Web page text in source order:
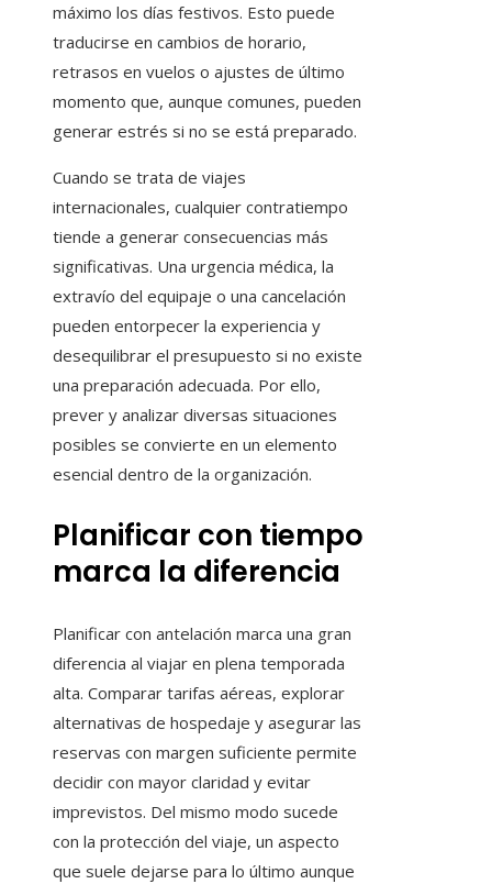
máximo los días festivos. Esto puede
traducirse en cambios de horario,
retrasos en vuelos o ajustes de último
momento que, aunque comunes, pueden
generar estrés si no se está preparado.
Cuando se trata de viajes
internacionales, cualquier contratiempo
tiende a generar consecuencias más
significativas. Una urgencia médica, la
extravío del equipaje o una cancelación
pueden entorpecer la experiencia y
desequilibrar el presupuesto si no existe
una preparación adecuada. Por ello,
prever y analizar diversas situaciones
posibles se convierte en un elemento
esencial dentro de la organización.
Planificar con tiempo
marca la diferencia
Planificar con antelación marca una gran
diferencia al viajar en plena temporada
alta. Comparar tarifas aéreas, explorar
alternativas de hospedaje y asegurar las
reservas con margen suficiente permite
decidir con mayor claridad y evitar
imprevistos. Del mismo modo sucede
con la protección del viaje, un aspecto
que suele dejarse para lo último aunque